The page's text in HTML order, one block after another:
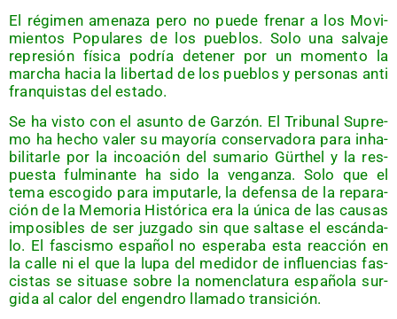
El régi­men ame­na­za pero no pue­de fre­nar a los Movi­
mien­tos Popu­la­res de los pue­blos. Solo una sal­va­je
repre­sión físi­ca podría dete­ner por un momen­to la
mar­cha hacia la liber­tad de los pue­blos y per­so­nas anti
fran­quis­tas del estado.
Se ha vis­to con el asun­to de Gar­zón. El Tri­bu­nal Supre­
mo ha hecho valer su mayo­ría con­ser­va­do­ra para inha­
bi­li­tar­le por la incoa­ción del suma­rio Gürthel y la res­
pues­ta ful­mi­nan­te ha sido la ven­gan­za. Solo que el
tema esco­gi­do para impu­tar­le, la defen­sa de la repa­ra­
ción de la Memo­ria His­tó­ri­ca era la úni­ca de las cau­sas
impo­si­bles de ser juz­ga­do sin que sal­ta­se el escán­da­
lo. El fas­cis­mo espa­ñol no espe­ra­ba esta reac­ción en
la calle ni el que la lupa del medi­dor de influen­cias fas­
cis­tas se situa­se sobre la nomen­cla­tu­ra espa­ño­la sur­
gi­da al calor del engen­dro lla­ma­do transición.